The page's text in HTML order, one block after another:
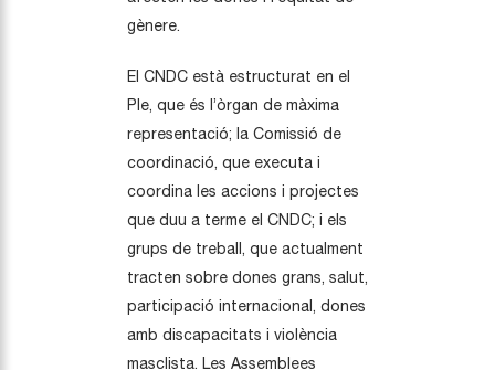
gènere.
El CNDC està estructurat en el
Ple, que és l’òrgan de màxima
representació; la Comissió de
coordinació, que executa i
coordina les accions i projectes
que duu a terme el CNDC; i els
grups de treball, que actualment
tracten sobre dones grans, salut,
participació internacional, dones
amb discapacitats i violència
masclista. Les Assemblees